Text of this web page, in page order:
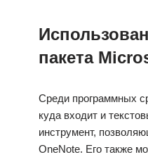
пакета
Среди программных
куда входит и
инструмент,
OneNote. Его также